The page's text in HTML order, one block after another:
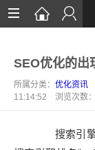
网站建设
网站优化
SEO优化的出
所属分类： 优化资讯
11:14:52 浏览次数：
搜索引擎